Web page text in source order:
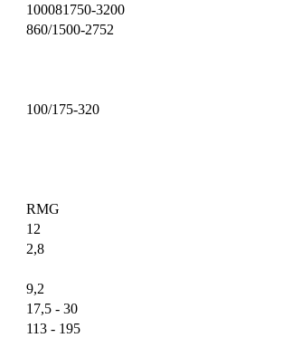
100081750-3200
860/1500-2752
100/175-320
RMG
12
2,8
9,2
17,5 - 30
113 - 195